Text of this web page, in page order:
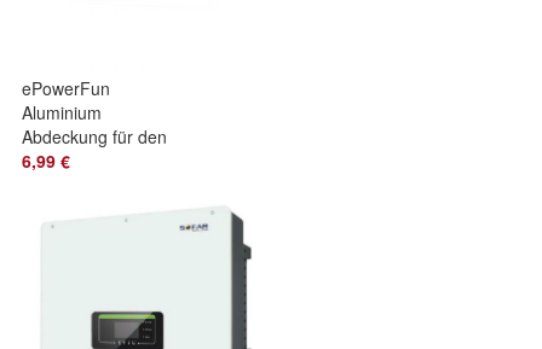
ePowerFun
Aluminium
Abdeckung für den
Display Halter
6,99 €